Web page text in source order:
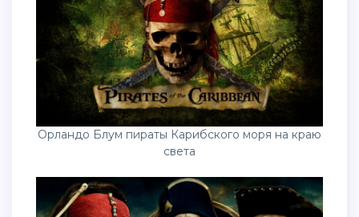
Орландо Блум пираты Карибского моря на краю
света